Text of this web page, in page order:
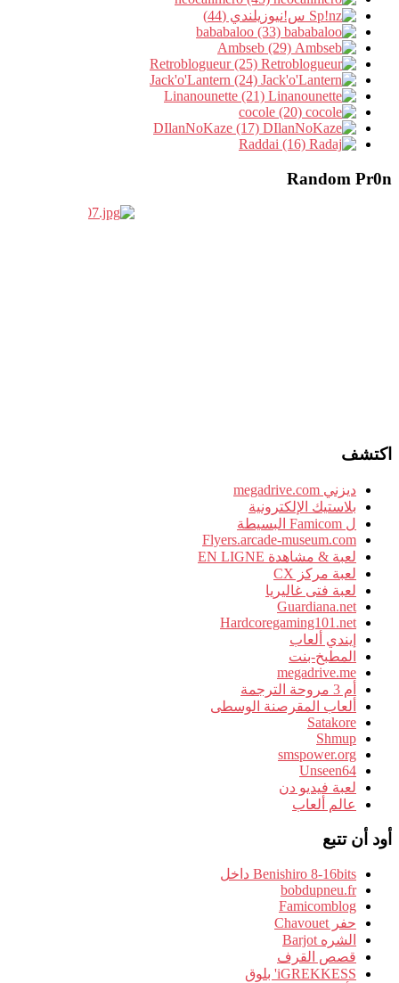
س!نيوزيلندي (44)
Random Pr0n
اكتشف
ديزني megadrive.com
بلاستيك الإلكترونية
ل Famicom البسيطة
Flyers.arcade-museum.com
لعبة & مشاهدة EN LIGNE
لعبة مركز CX
لعبة فتى غاليريا
Guardiana.net
Hardcoregaming101.net
إيندي ألعاب
المطبخ-بنت
megadrive.me
أم 3 مروحة الترجمة
ألعاب المقرصنة الوسطى
Satakore
Shmup
smspower.org
Unseen64
لعبة فيديو دن
عالم ألعاب
أود أن تتبع
Benishiro 8-16bits داخل
bobdupneu.fr
Famicomblog
حفر Chavouet
الشره Barjot
قصص القرف
iGREKKESS' بلوق